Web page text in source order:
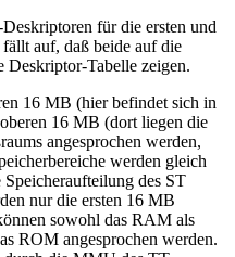
für die ersten und
auf, daß beide auf die
Deskriptor-Tabelle zeigen.
16 MB (hier befindet sich in
16 MB (dort liegen die
angesprochen werden,
werden gleich
des ST
nur die ersten 16 MB
sowohl das RAM als
ROM angesprochen werden.